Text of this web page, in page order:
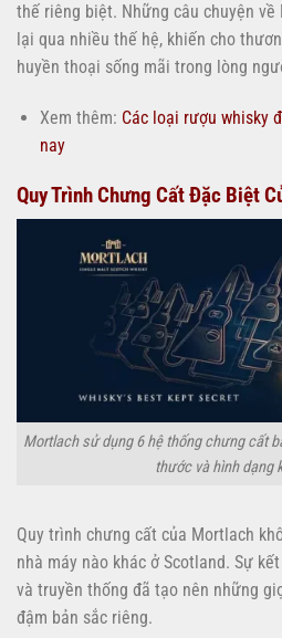
thế riêng biệt. Những câu chuyện
lại qua nhiều thế hệ, khiến cho
huyền thoại sống mãi trong lòng
Xem thêm: Các loại rượu whisky
nay
Quy Trình Chưng Cất Đặc Biệt
Mortlach sử dụng 6 hệ thống chưng cất
thước và hình dạng
Quy trình chưng cất của Mortlach
nhà máy nào khác ở Scotland. Sự
và truyền thống đã tạo nên những
đậm bản sắc riêng.